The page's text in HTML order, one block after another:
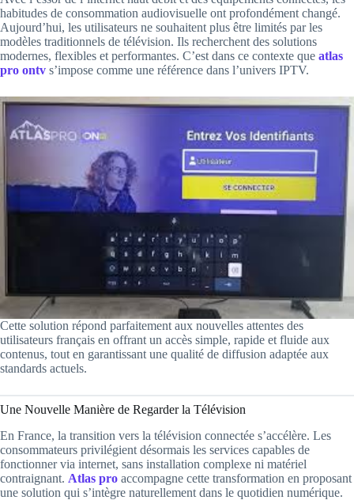
habitudes de consommation audiovisuelle ont profondément changé.
Aujourd’hui, les utilisateurs ne souhaitent plus être limités par les
modèles traditionnels de télévision. Ils recherchent des solutions
modernes, flexibles et performantes. C’est dans ce contexte que atlas
pro ontv s’impose comme une référence dans l’univers IPTV.
Cette solution répond parfaitement aux nouvelles attentes des
utilisateurs français en offrant un accès simple, rapide et fluide aux
contenus, tout en garantissant une qualité de diffusion adaptée aux
standards actuels.
Une Nouvelle Manière de Regarder la Télévision
En France, la transition vers la télévision connectée s’accélère. Les
consommateurs privilégient désormais les services capables de
fonctionner via internet, sans installation complexe ni matériel
contraignant. Atlas pro accompagne cette transformation en proposant
une solution qui s’intègre naturellement dans le quotidien numérique.